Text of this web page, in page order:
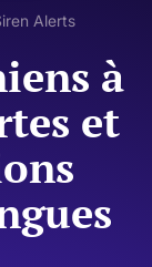
Alerts
à
et